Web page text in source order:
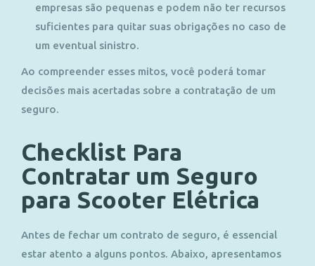
empresas são pequenas e podem não ter recursos
suficientes para quitar suas obrigações no caso de
um eventual sinistro.
Ao compreender esses mitos, você poderá tomar
decisões mais acertadas sobre a contratação de um
seguro.
Checklist Para
Contratar um Seguro
para Scooter Elétrica
Antes de fechar um contrato de seguro, é essencial
estar atento a alguns pontos. Abaixo, apresentamos